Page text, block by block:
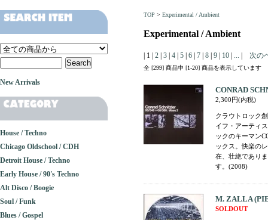
TOP > Experimental / Ambient
Experimental / Ambient
| 1 | 2 3 4 5 6 7 8 9 10 ... 次の
全 [299] 商品中 [1-20] 商品を表示しています
CONRAD
2,300円(内税)
クラウトロック
イフ・アーティ
ックのキーマン
ックス。快楽の
在、壮絶であり
す。(2008)
M. ZALLA
SOLDOUT
New Arrivals
House / Techno
Chicago Oldschool / CDH
Detroit House / Techno
Early House / 90's Techno
Alt Disco / Boogie
Soul / Funk
Blues / Gospel